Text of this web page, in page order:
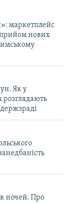
маркетплейс
нових
Як у
розглядають
ночей. Про